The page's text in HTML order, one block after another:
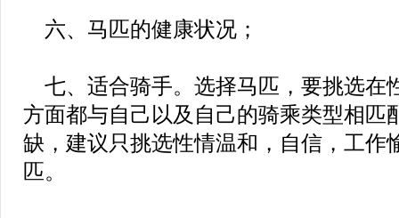
六、马匹的健康状况；
七、适合骑手。选择马匹，要挑选在
方面都与自己以及自己的骑乘类型相匹
缺，建议只挑选性情温和，自信，工作
匹。